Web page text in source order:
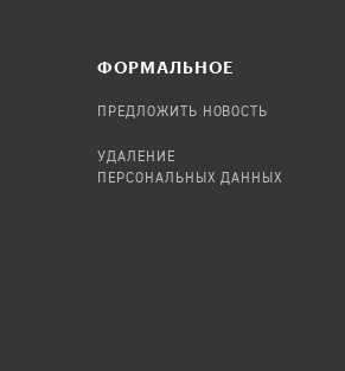
ФОРМАЛЬНОЕ
ПРЕДЛОЖИТЬ НОВОСТЬ
УДАЛЕНИЕ
ПЕРСОНАЛЬНЫХ ДАННЫХ